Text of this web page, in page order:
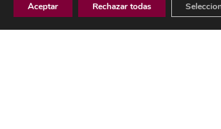
Aceptar Rechazar todas